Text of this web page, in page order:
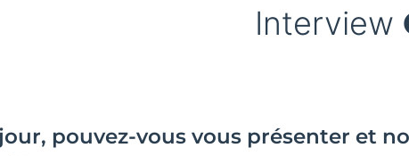
Interview
pouvez-vous vous présenter et